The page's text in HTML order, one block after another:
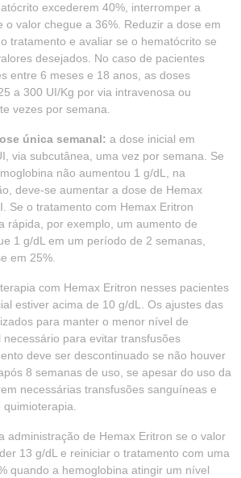
excederem 40%, interromper a
o valor chegue a 36%. Reduzir a dose em
tratamento e avaliar se o hematócrito se
desejados. No caso de pacientes
entre 6 meses e 18 anos, as doses
a 300 UI/Kg por via intravenosa ou
vezes por semana.
única semanal: a dose inicial em
via subcutânea, uma vez por semana. Se
não aumentou 1 g/dL, na
deve-se aumentar a dose de Hemax
Se o tratamento com Hemax Eritron
rápida, por exemplo, um aumento de
1 g/dL em um período de 2 semanas,
em 25%.
com Hemax Eritron nesses pacientes
estiver acima de 10 g/dL. Os ajustes das
para manter o menor nível de
para evitar transfusões
deve ser descontinuado se não houver
8 semanas de uso, se apesar do uso da
necessárias transfusões sanguíneas e
administração de Hemax Eritron se o valor
13 g/dL e reiniciar o tratamento com uma
quando a hemoglobina atingir um nível